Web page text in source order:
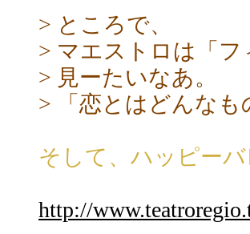
> ところで、
> マエストロは「
> 見ーたいなあ。
> 「恋とはどんな
そして、ハッピー
http://